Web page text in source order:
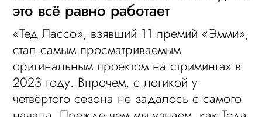
это всё равно работает
«Тед Лассо», взявший 11 премий «Эмми»,
стал самым просматриваемым
оригинальным проектом на стримингах в
2023 году. Впрочем, с логикой у
четвёртого сезона не задалось с самого